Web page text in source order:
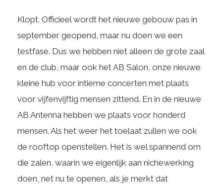
Klopt. Officieel wordt het nieuwe gebouw pas in
september geopend, maar nu doen we een
testfase. Dus we hebben niet alleen de grote zaal
en de club, maar ook het AB Salon, onze nieuwe
kleine hub voor intieme concerten met plaats
voor vijfenvijftig mensen zittend. En in de nieuwe
AB Antenna hebben we plaats voor honderd
mensen. Als het weer het toelaat zullen we ook
de rooftop openstellen. Het is wel spannend om
die zalen, waarin we eigenlijk aan nichewerking
doen, net nu te openen, als je merkt dat